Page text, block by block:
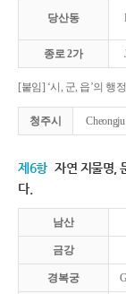
당산동
종로 2가
[붙임] ‘시, 군, 읍’의 행
청주시 Cheongju
제6항 자연 지물명,
다.
남산
금강
경복궁